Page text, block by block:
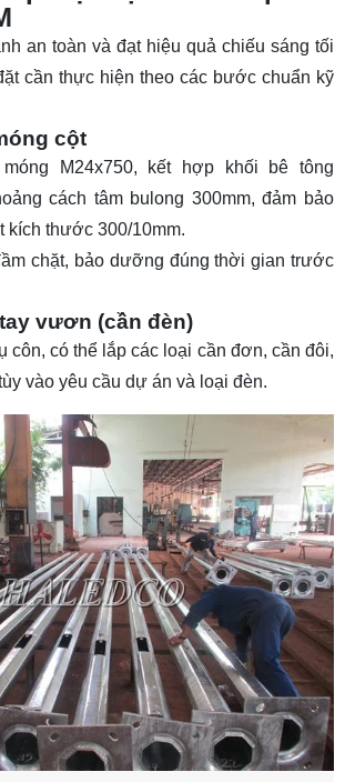
an toàn và đạt hiệu quả chiếu sáng tối
cần thực hiện theo các bước chuẩn kỹ
cột
M24x750, kết hợp khối bê tông
cách tâm bulong 300mm, đảm bảo
kích thước 300/10mm.
chặt, bảo dưỡng đúng thời gian trước
vươn (cần đèn)
côn, có thể lắp các loại cần đơn, cần đôi,
vào yêu cầu dự án và loại đèn.